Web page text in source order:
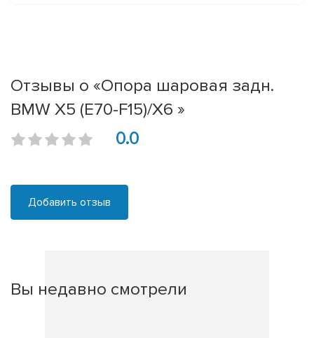
Отзывы о «Опора шаровая задн.
BMW X5 (E70-F15)/X6 »
0.0
Добавить отзыв
Вы недавно смотрели